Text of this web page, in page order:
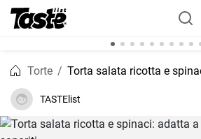
Torte
TASTElist